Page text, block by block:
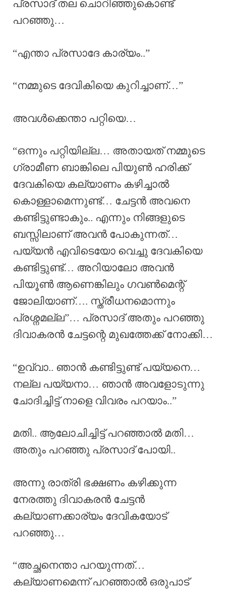
പ്രസാദ് തല ചൊറിഞ്ഞുകൊണ്ട്
പറഞ്ഞു…
“എന്താ പ്രസാദേ കാര്യം..”
“നമ്മുടെ ദേവികിയെ കുറിച്ചാണ്…”
അവൾക്കെന്താ പറ്റിയെ…
“ഒന്നും പറ്റിയില്ല… അതായത് നമ്മുടെ
ഗ്രാമീണ ബാങ്കിലെ പിയുൺ ഹരിക്ക്
ദേവകിയെ കല്യാണം കഴിച്ചാൽ
കൊള്ളാമെന്നുണ്ട്… ചേട്ടൻ അവനെ
കണ്ടിട്ടുണ്ടാകും.. എന്നും നിങ്ങളുടെ
ബസ്സിലാണ് അവൻ പോകുന്നത്…
പയ്യൻ എവിടെയോ വെച്ചു ദേവകിയെ
കണ്ടിട്ടുണ്ട്… അറിയാലോ അവൻ
പിയൂൺ ആണെങ്കിലും ഗവൺമെന്റ്
ജോലിയാണ്…. സ്ത്രീധനമൊന്നും
പ്രശ്നമല്ല”… പ്രസാദ് അതും പറഞ്ഞു
ദിവാകരൻ ചേട്ടന്റെ മുഖത്തേക്ക് നോക്കി…
“ഉവ്വാ.. ഞാൻ കണ്ടിട്ടുണ്ട് പയ്യനെ…
നല്ല പയ്യനാ… ഞാൻ അവളോടുന്നു
ചോദിച്ചിട്ട് നാളെ വിവരം പറയാം..”
മതി.. ആലോചിച്ചിട്ട് പറഞ്ഞാൽ മതി…
അതും പറഞ്ഞു പ്രസാദ് പോയി..
അന്നു രാത്രി ഭക്ഷണം കഴിക്കുന്ന
നേരത്തു ദിവാകരൻ ചേട്ടൻ
കല്യാണക്കാര്യം ദേവികയോട്
പറഞ്ഞു…
“അച്ഛനെന്താ പറയുന്നത്…
കല്യാണമെന്ന് പറഞ്ഞാൽ ഒരുപാട്